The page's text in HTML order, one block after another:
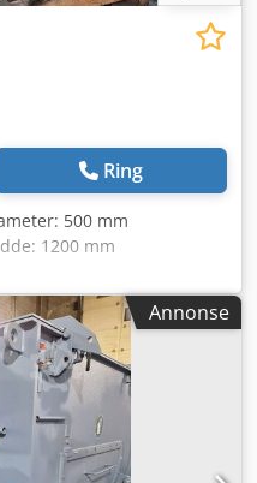
Ring
500 mm
1200 mm
Annonse